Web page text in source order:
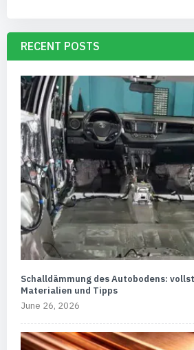
RECENT POSTS
Schalldämmung des Autobodens:
Materialien und Tipps
June 26, 2026